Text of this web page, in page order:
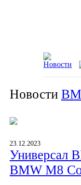
Новости
23.12.2023
Универсал
BMW M8